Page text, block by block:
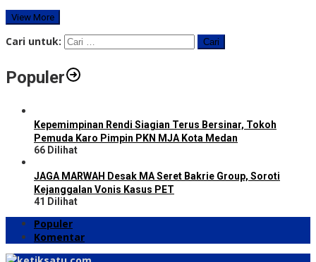
View More
Cari untuk:
Populer
Kepemimpinan Rendi Siagian Terus Bersinar, Tokoh
Pemuda Karo Pimpin PKN MJA Kota Medan
66 Dilihat
JAGA MARWAH Desak MA Seret Bakrie Group, Soroti
Kejanggalan Vonis Kasus PET
41 Dilihat
Populer
Komentar